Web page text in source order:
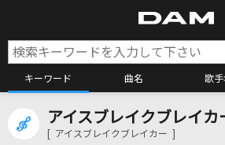
キーワード 曲名 歌手
カラオケ検索
アイスブレイクブレイカ
[ アイスブレイクブレイカー ]